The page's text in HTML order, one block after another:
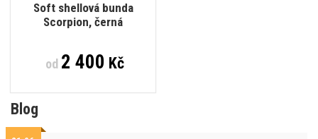
Soft shellová bunda
Scorpion, černá
od2 400 Kč
Blog